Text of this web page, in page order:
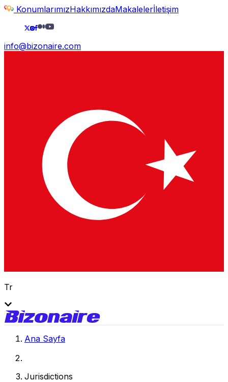
KonumlarımızHakkımızdaMakalelerİletişim
info@bizonaire.com
Tr
Ana Sayfa
Jurisdictions